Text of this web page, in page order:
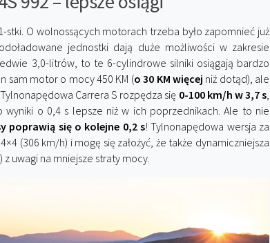
stki. O wolnossących motorach trzeba było zapomnieć już
jednostki dają duże możliwości w zakresie
3,0-litrów, to te 6-cylindrowe silniki osiągają bardzo
sam motor o mocy 450 KM (o 30 KM więcej niż dotąd), ale
Carrera S rozpędza się 0-100 km/h w 3,7 s,
wyniki o 0,4 s lepsze niż w ich poprzednikach. Ale to nie
poprawią się o kolejne 0,2 s! Tylnonapędowa wersja za
(306 km/h) i mogę się założyć, że także dynamiczniejsza
uwagi na mniejsze straty mocy.